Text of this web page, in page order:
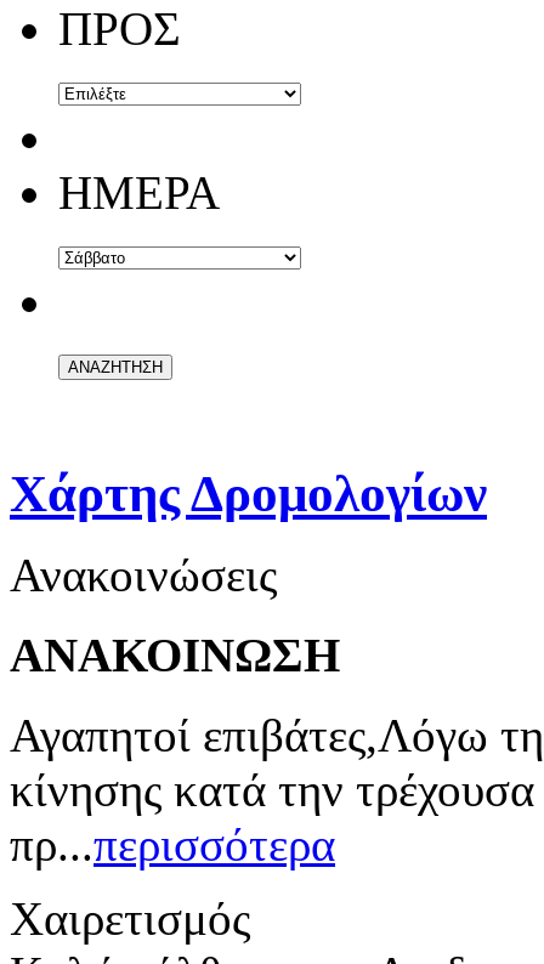
ΠΡΟΣ
ΗΜΕΡΑ
Χάρτης Δρομολογίων
Ανακοινώσεις
ΑΝΑΚΟΙΝΩΣΗ
Αγαπητοί επιβάτες,Λόγω
κίνησης κατά την
πρ...περισσότερα
Χαιρετισμός